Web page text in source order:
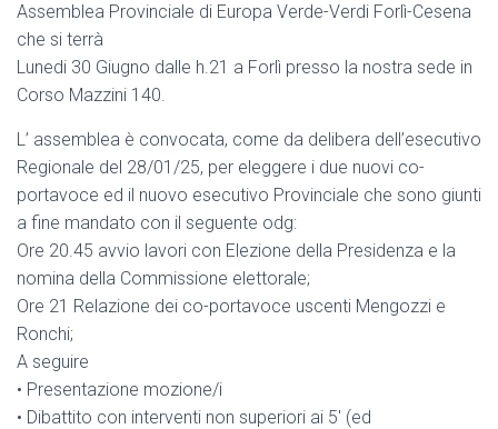
Assemblea Provinciale di Europa Verde-Verdi Forlì-Cesena
che si terrà
Lunedi 30 Giugno dalle h.21 a Forlì presso la nostra sede in
Corso Mazzini 140.
L’ assemblea è convocata, come da delibera dell’esecutivo
Regionale del 28/01/25, per eleggere i due nuovi co-
portavoce ed il nuovo esecutivo Provinciale che sono giunti
a fine mandato con il seguente odg:
Ore 20.45 avvio lavori con Elezione della Presidenza e la
nomina della Commissione elettorale;
Ore 21 Relazione dei co-portavoce uscenti Mengozzi e
Ronchi;
A seguire
•⁠ ⁠Presentazione mozione/i
•⁠ ⁠Dibattito con interventi non superiori ai 5′ (ed